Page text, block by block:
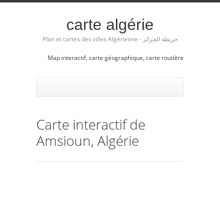
carte algérie
Plan et cartes des villes Algérienne - خريطة الجزائر
Map interactif, carte géographique, carte routière
Carte interactif de
Amsioun, Algérie